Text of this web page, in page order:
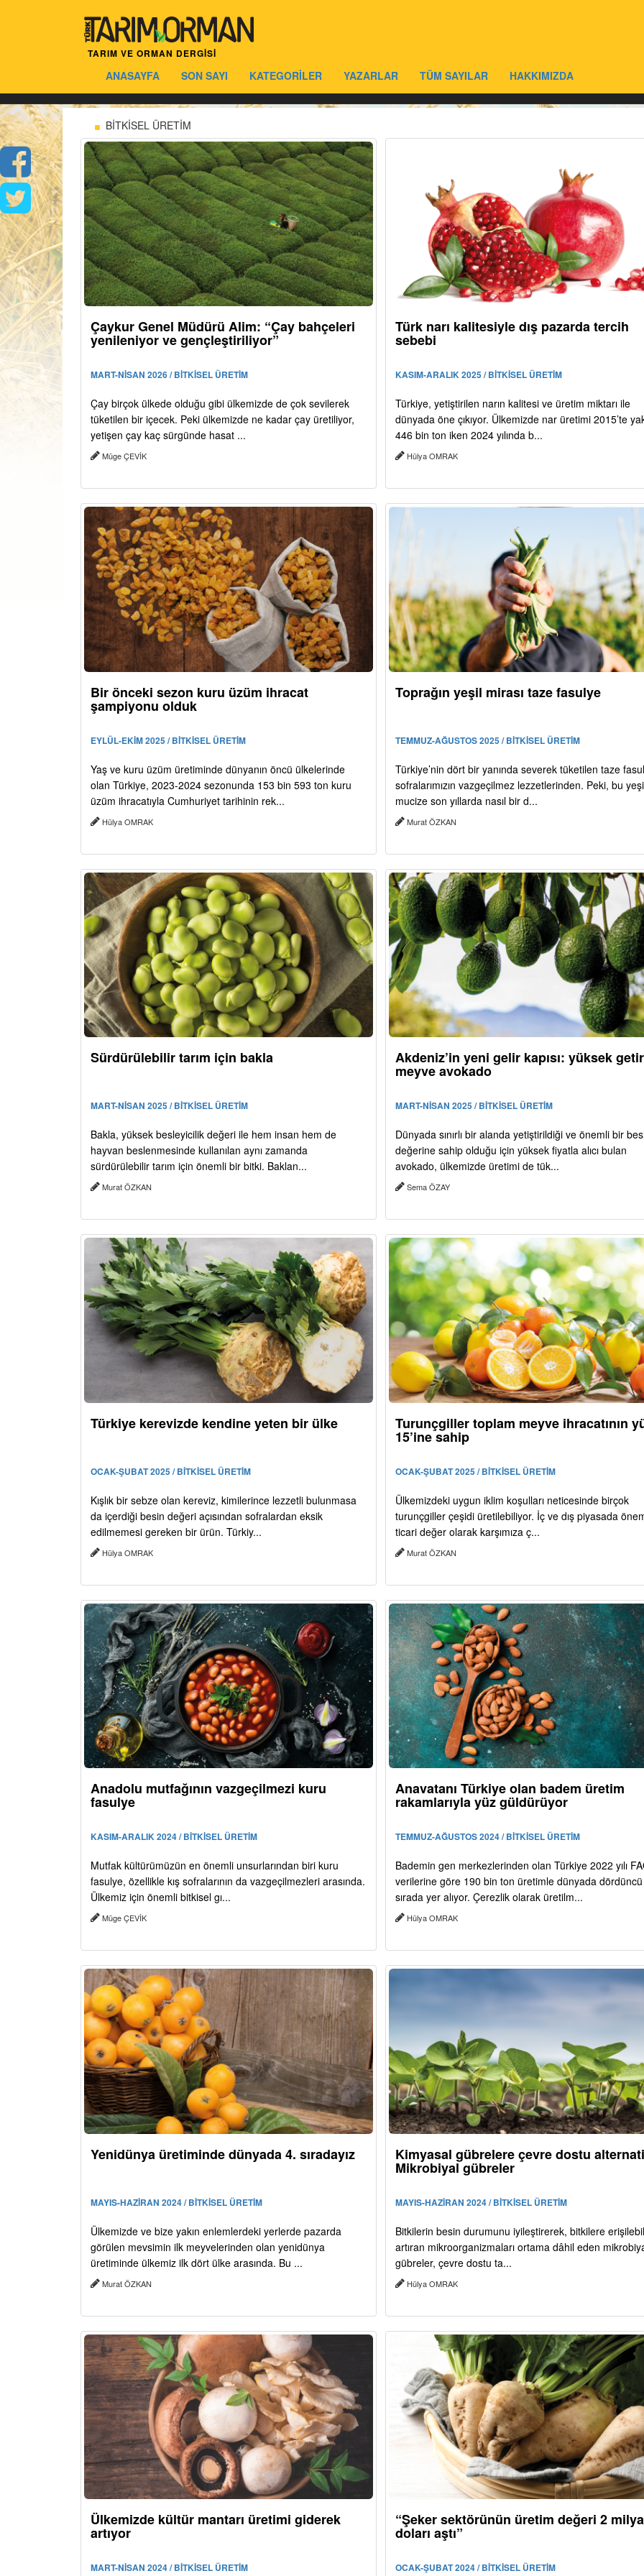
TARIM VE ORMAN DERGİSİ
ANASAYFA SON SAYI KATEGORİLER YAZARLAR TÜM SAYILAR HAKKIMIZDA
BİTKİSEL ÜRETİM
Çaykur Genel Müdürü Alim: “Çay bahçeleri
yenileniyor ve gençleştiriliyor”
MART-NİSAN 2026 / BİTKİSEL ÜRETİM
Çay birçok ülkede olduğu gibi ülkemizde de çok sevilerek
tüketilen bir içecek. Peki ülkemizde ne kadar çay üretiliyor,
yetişen çay kaç sürgünde hasat ...
Müge ÇEVİK
Türk narı kalitesiyle dış pazarda tercih
sebebi
KASIM-ARALIK 2025 / BİTKİSEL ÜRETİM
Türkiye, yetiştirilen narın kalitesi ve üretim miktarı ile
dünyada öne çıkıyor. Ülkemizde nar üretimi 2015’te
446 bin ton iken 2024 yılında b...
Hülya OMRAK
Bir önceki sezon kuru üzüm ihracat
şampiyonu olduk
EYLÜL-EKİM 2025 / BİTKİSEL ÜRETİM
Yaş ve kuru üzüm üretiminde dünyanın öncü ülkelerinde
olan Türkiye, 2023-2024 sezonunda 153 bin 593 ton kuru
üzüm ihracatıyla Cumhuriyet tarihinin rek...
Hülya OMRAK
Toprağın yeşil mirası taze fasulye
TEMMUZ-AĞUSTOS 2025 / BİTKİSEL ÜRETİM
Türkiye’nin dört bir yanında severek tüketilen taze
sofralarımızın vazgeçilmez lezzetlerinden. Peki, bu
mucize son yıllarda nasıl bir d...
Murat ÖZKAN
Sürdürülebilir tarım için bakla
MART-NİSAN 2025 / BİTKİSEL ÜRETİM
Bakla, yüksek besleyicilik değeri ile hem insan hem de
hayvan beslenmesinde kullanılan aynı zamanda
sürdürülebilir tarım için önemli bir bitki. Baklan...
Murat ÖZKAN
Akdeniz’in yeni gelir kapısı: yüksek
meyve avokado
MART-NİSAN 2025 / BİTKİSEL ÜRETİM
Dünyada sınırlı bir alanda yetiştirildiği ve önemli bir
değerine sahip olduğu için yüksek fiyatla alıcı bulan
avokado, ülkemizde üretimi de tük...
Sema ÖZAY
Türkiye kerevizde kendine yeten bir ülke
OCAK-ŞUBAT 2025 / BİTKİSEL ÜRETİM
Kışlık bir sebze olan kereviz, kimilerince lezzetli bulunmasa
da içerdiği besin değeri açısından sofralardan eksik
edilmemesi gereken bir ürün. Türkiy...
Hülya OMRAK
Turunçgiller toplam meyve ihracatının
15’ine sahip
OCAK-ŞUBAT 2025 / BİTKİSEL ÜRETİM
Ülkemizdeki uygun iklim koşulları neticesinde birçok
turunçgiller çeşidi üretilebiliyor. İç ve dış piyasada
ticari değer olarak karşımıza ç...
Murat ÖZKAN
Anadolu mutfağının vazgeçilmezi kuru
fasulye
KASIM-ARALIK 2024 / BİTKİSEL ÜRETİM
Mutfak kültürümüzün en önemli unsurlarından biri kuru
fasulye, özellikle kış sofralarının da vazgeçilmezleri arasında.
Ülkemiz için önemli bitkisel gı...
Müge ÇEVİK
Anavatanı Türkiye olan badem üretim
rakamlarıyla yüz güldürüyor
TEMMUZ-AĞUSTOS 2024 / BİTKİSEL ÜRETİM
Bademin gen merkezlerinden olan Türkiye 2022 yılı
verilerine göre 190 bin ton üretimle dünyada dördüncü
sırada yer alıyor. Çerezlik olarak üretilm...
Hülya OMRAK
Yenidünya üretiminde dünyada 4. sıradayız
MAYIS-HAZİRAN 2024 / BİTKİSEL ÜRETİM
Ülkemizde ve bize yakın enlemlerdeki yerlerde pazarda
görülen mevsimin ilk meyvelerinden olan yenidünya
üretiminde ülkemiz ilk dört ülke arasında. Bu ...
Murat ÖZKAN
Kimyasal gübrelere çevre dostu
Mikrobiyal gübreler
MAYIS-HAZİRAN 2024 / BİTKİSEL ÜRETİM
Bitkilerin besin durumunu iyileştirerek, bitkilere
artıran mikroorganizmaları ortama dâhil eden
gübreler, çevre dostu ta...
Hülya OMRAK
Ülkemizde kültür mantarı üretimi giderek
artıyor
MART-NİSAN 2024 / BİTKİSEL ÜRETİM
“Şeker sektörünün üretim değeri 2
doları aştı”
OCAK-ŞUBAT 2024 / BİTKİSEL ÜRETİM